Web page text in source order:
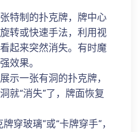
特制的扑克牌，牌中心
转或快速手法，利用视
起来突然消失。有时魔
效果。
示一张有洞的扑克牌，
就“消失”了，牌面恢复
穿玻璃”或“卡牌穿手”，